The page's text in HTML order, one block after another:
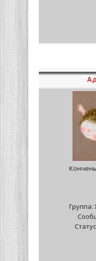
Группа: